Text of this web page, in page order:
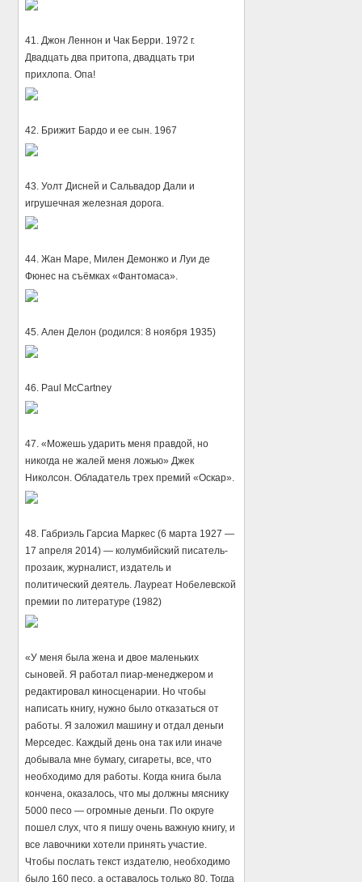
41. Джон Леннон и Чак Берри. 1972 г.
Двадцать два притопа, двадцать три
прихлопа. Опа!
42. Брижит Бардо и ее сын. 1967
43. Уолт Дисней и Сальвадор Дали и
игрушечная железная дорога.
44. Жан Маре, Милен Демонжо и Луи де
Фюнес на съёмках «Фантомаса».
45. Ален Делон (родился: 8 ноября 1935)
46. Paul McCartney
47. «Можешь ударить меня правдой, но
никогда не жалей меня ложью» Джек
Николсон. Обладатель трех премий «Оскар».
48. Габриэль Гарсиа Маркес (6 марта 1927 —
17 апреля 2014) — колумбийский писатель-
прозаик, журналист, издатель и
политический деятель. Лауреат Нобелевской
премии по литературе (1982)
«У меня была жена и двое маленьких
сыновей. Я работал пиар-менеджером и
редактировал киносценарии. Но чтобы
написать книгу, нужно было отказаться от
работы. Я заложил машину и отдал деньги
Мерседес. Каждый день она так или иначе
добывала мне бумагу, сигареты, все, что
необходимо для работы. Когда книга была
кончена, оказалось, что мы должны мяснику
5000 песо — огромные деньги. По округе
пошел слух, что я пишу очень важную книгу, и
все лавочники хотели принять участие.
Чтобы послать текст издателю, необходимо
было 160 песо, а оставалось только 80. Тогда